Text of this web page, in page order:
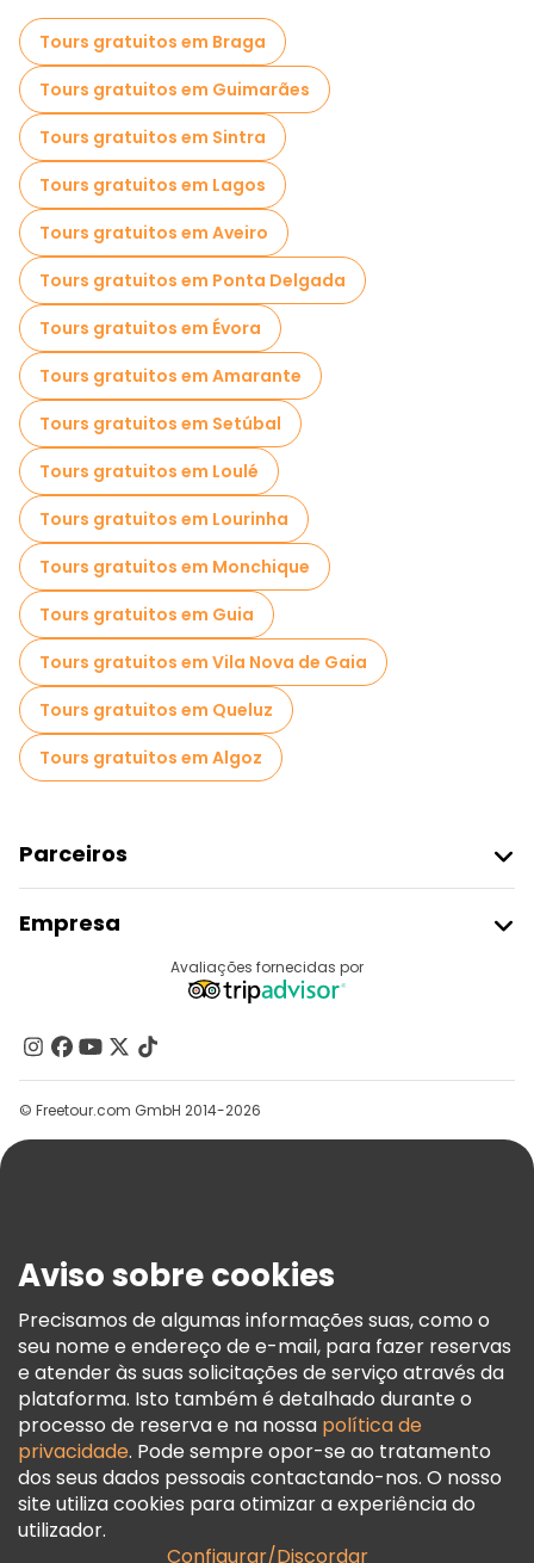
Passeios autoguiados em Faro
Passeios a pé noturnos gratuitos em Faro
Passeios de bicicleta em Faro
Passeios gratuitos perto Arco da Vila
Passeios gratuitos perto Faro Marina
Passeios gratuitos perto Porta Nova
Tours gratuitos em Braga
Tours gratuitos em Guimarães
Tours gratuitos em Sintra
Tours gratuitos em Lagos
Tours gratuitos em Aveiro
Tours gratuitos em Ponta Delgada
Tours gratuitos em Évora
Tours gratuitos em Amarante
Tours gratuitos em Setúbal
Tours gratuitos em Loulé
Tours gratuitos em Lourinha
Tours gratuitos em Monchique
Tours gratuitos em Guia
Tours gratuitos em Vila Nova de Gaia
Tours gratuitos em Queluz
Tours gratuitos em Algoz
Parceiros
Registo Do Fornecedor
Programa De Afiliados
Empresa
Contacte-Nos
Grupos
Ajuda
Termos E Informações Legais
Política De Cookies
Freetour Prémios
Programa De Fidelidade
Avaliações fornecidas por
© Freetour.com GmbH 2014-2026
Aviso sobre cookies
Precisamos de algumas informações suas, como o
seu nome e endereço de e-mail, para fazer reservas
e atender às suas solicitações de serviço através da
plataforma. Isto também é detalhado durante o
processo de reserva e na nossa política de
privacidade. Pode sempre opor-se ao tratamento
dos seus dados pessoais contactando-nos. O nosso
site utiliza cookies para otimizar a experiência do
utilizador.
Configurar/Discordar